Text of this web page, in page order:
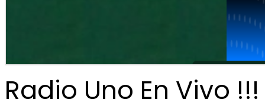
Radio Uno En Vivo !!!